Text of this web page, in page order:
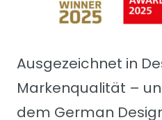
Ausgezeichnet in
Markenqualität –
dem German